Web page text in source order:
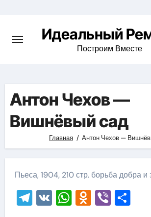
content
Идеальный
Построим Вместе
Антон Чехов —
Вишнёвый сад
Главная Антон Чехов —
Пьеса, 1904, 210 стр. борьба добра и
Telegram
VKWhatsApp
Viber